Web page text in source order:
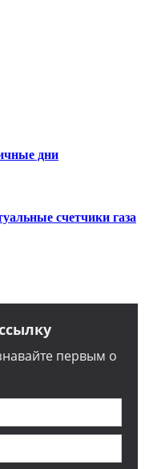
дни
счетчики газа
первым о